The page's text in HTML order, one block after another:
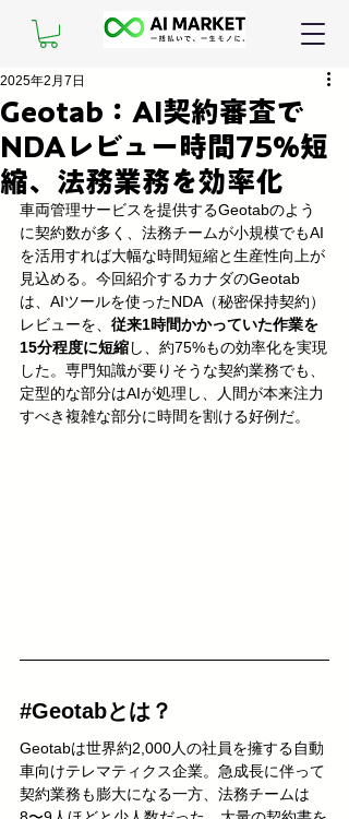
Geotab：AI契約審査で
NDAレビュー時間75%短
縮、法務業務を効率化
2025年2月7日
車両管理サービスを提供するGeotabのよう
に契約数が多く、法務チームが小規模でもAI
を活用すれば大幅な時間短縮と生産性向上が
見込める。今回紹介するカナダのGeotab
は、AIツールを使ったNDA（秘密保持契約）
レビューを、 従来1時間かかっていた作業を
15分程度に短縮し、約75%もの効率化を実現
した。専門知識が要りそうな契約業務でも、
定型的な部分はAIが処理し、人間が本来注力
すべき複雑な部分に時間を割ける好例だ。
#Geotabとは ？
Geotabは世界約2,000人の社員を擁する自動
車向けテレマティクス企業。急成長に伴って
契約業務も膨大になる一方、法務チームは